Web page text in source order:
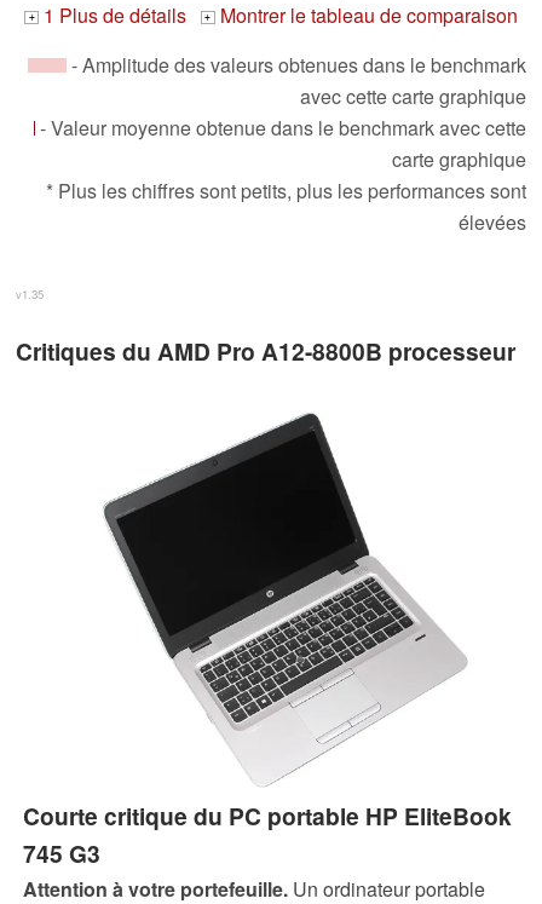
+ 1 Plus de détails + Montrer le tableau de comparaison
- Amplitude des valeurs obtenues dans le benchmark
avec cette carte graphique
- Valeur moyenne obtenue dans le benchmark avec cette
carte graphique
* Plus les chiffres sont petits, plus les performances sont
élevées
v1.35
Critiques du AMD Pro A12-8800B processeur
Courte critique du PC portable HP EliteBook
745 G3
Attention à votre portefeuille.Un ordinateur portable